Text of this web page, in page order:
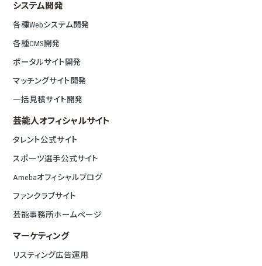
システム開発
各種Webシステム開発
各種CMS開発
ポータルサイト開発
マッチングサイト開発
一括見積サイト開発
芸能人オフィシャルサイト
タレント公式サイト
スポーツ選手公式サイト
Amebaオフィシャルブログ
ファンクラブサイト
芸能事務所ホームページ
マーケティング
リスティング広告運用